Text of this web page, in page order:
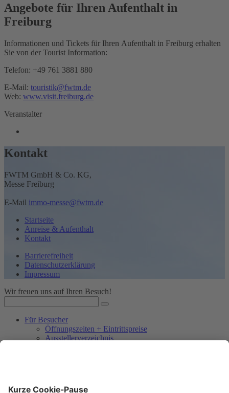
Angebote für Ihren Aufenthalt in
Freiburg
Informationen und Tickets für Ihren Aufenthalt in Freiburg erhalten
Sie von der Tourist Information:
Telefon: +49 761 3881 880
E-Mail: touristik@fwtm.de
Web: www.visit.freiburg.de
Veranstalter
Kontakt
FWTM GmbH & Co. KG,
Messe Freiburg
E-Mail immo-messe@fwtm.de
Startseite
Anreise & Aufenthalt
Kontakt
Barrierefreiheit
Datenschutzerklärung
Impressum
Wir freuen uns auf Ihren Besuch!
Für Besucher
Öffnungszeiten + Eintrittspreise
Ausstellerverzeichnis